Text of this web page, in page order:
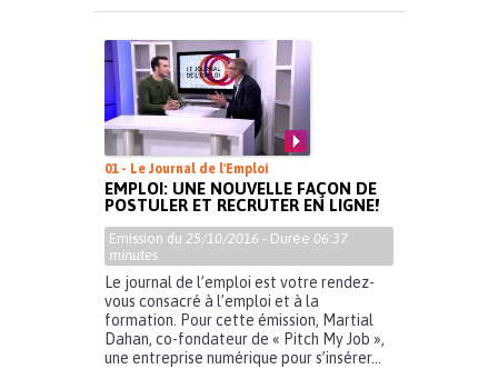
01 - Le Journal de l'Emploi
EMPLOI: UNE NOUVELLE FAÇON DE
POSTULER ET RECRUTER EN LIGNE!
Emission du 25/10/2016 - Durée 06:37
minutes
Le journal de l’emploi est votre rendez-
vous consacré à l’emploi et à la
formation. Pour cette émission, Martial
Dahan, co-fondateur de « Pitch My Job »,
une entreprise numérique pour s’insérer...